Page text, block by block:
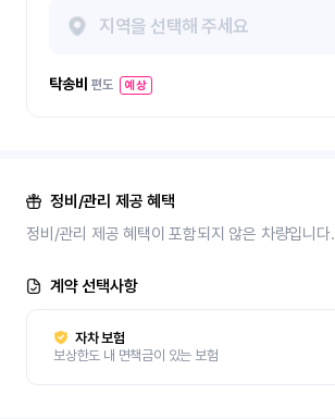
지역을 선택해 주세요
탁송비 편도 예상
정비/관리 제공 혜택
정비/관리 제공 혜택이 포함되지 않은 차량입니다.
계약 선택사항
자차 보험
보상한도 내 면책금이 있는 보험